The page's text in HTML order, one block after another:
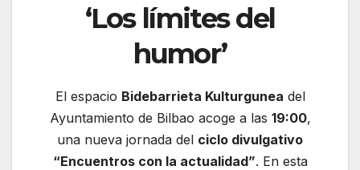
‘Los límites del
humor’
El espacio Bidebarrieta Kulturgunea del
Ayuntamiento de Bilbao acoge a las 19:00,
una nueva jornada del ciclo divulgativo
“Encuentros con la actualidad”. En esta